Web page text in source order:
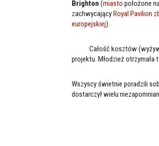
Brighton (miasto położone
zachwycającyRoyal Pavilion
europejskiej).
Całość kosztów
projektu. Młodzież otrzymała
Wszyscy świetnie poradzili
dostarczył wielu